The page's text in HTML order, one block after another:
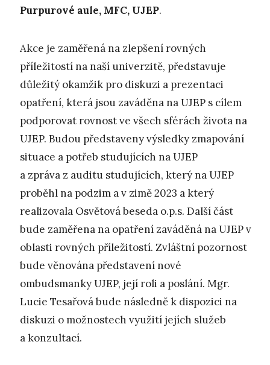
Purpurové aule, MFC, UJEP.
Akce je zaměřená na zlepšení rovných
příležitostí na naší univerzitě, představuje
důležitý okamžik pro diskuzi a prezentaci
opatření, která jsou zaváděna na UJEP s cílem
podporovat rovnost ve všech sférách života na
UJEP. Budou představeny výsledky zmapování
situace a potřeb studujících na UJEP
a zpráva z auditu studujících, který na UJEP
proběhl na podzim a v zimě 2023 a který
realizovala Osvětová beseda o.p.s. Další část
bude zaměřena na opatření zaváděná na UJEP v
oblasti rovných příležitostí. Zvláštní pozornost
bude věnována představení nové
ombudsmanky UJEP, její roli a poslání. Mgr.
Lucie Tesařová bude následně k dispozici na
diskuzi o možnostech využití jejích služeb
a konzultací.